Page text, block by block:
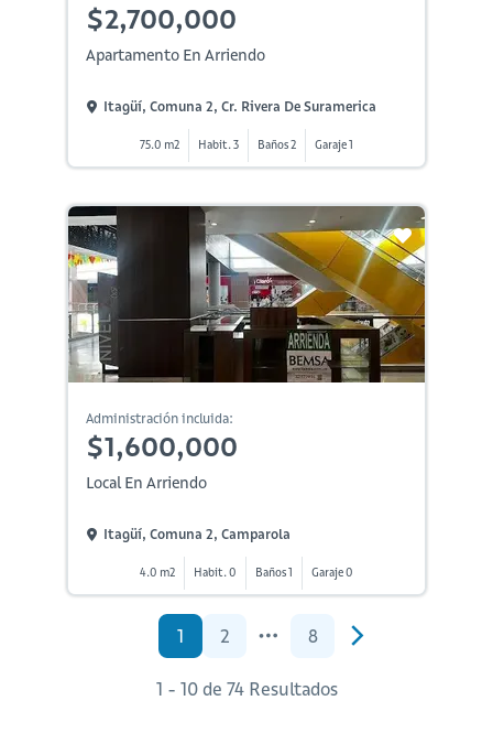
$2,700,000
Apartamento En Arriendo
Itagüí, Comuna 2, Cr. Rivera De Suramerica
75.0 m2 Habit. 3 Baños 2 Garaje 1
Administración incluida:
$1,600,000
Local En Arriendo
Itagüí, Comuna 2, Camparola
4.0 m2 Habit. 0 Baños 1 Garaje 0
1 2 8
1 - 10 de 74 Resultados